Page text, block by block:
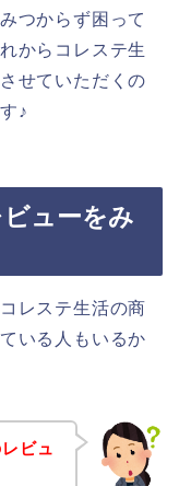
つからず困って
からコレステ生
せていただくの
♪
ューをみ
レステ生活の商
いる人もいるか
ビュ